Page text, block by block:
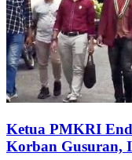
Ketua PMKRI
Korban Gusuran,